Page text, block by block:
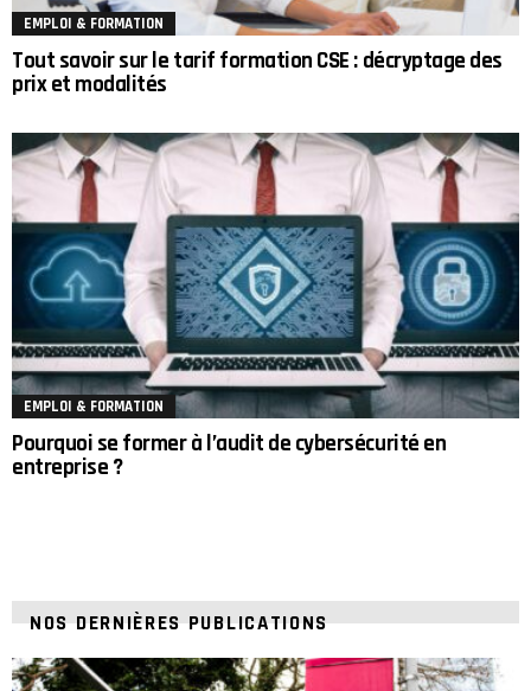
EMPLOI & FORMATION
Tout savoir sur le tarif formation CSE : décryptage des
prix et modalités
EMPLOI & FORMATION
Pourquoi se former à l’audit de cybersécurité en
entreprise ?
NOS DERNIÈRES PUBLICATIONS